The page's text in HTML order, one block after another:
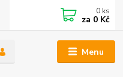
Menu
0 ks
za 0 Kč